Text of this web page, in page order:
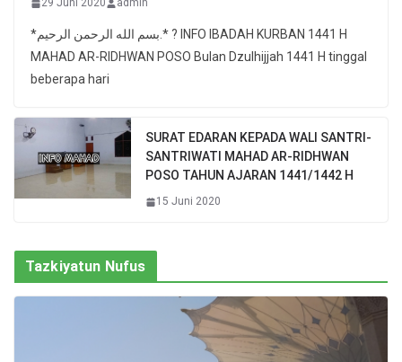
29 Juni 2020 admin
*بسم الله الرحمن الرحيم.* ? INFO IBADAH KURBAN 1441 H
MAHAD AR-RIDHWAN POSO Bulan Dzulhijjah 1441 H tinggal
beberapa hari
SURAT EDARAN KEPADA WALI SANTRI-
SANTRIWATI MAHAD AR-RIDHWAN
POSO TAHUN AJARAN 1441/1442 H
15 Juni 2020
Tazkiyatun Nufus